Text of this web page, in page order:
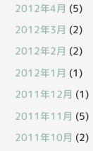
2012年4月 (5)
2012年3月 (2)
2012年2月 (2)
2012年1月 (1)
2011年12月 (1)
2011年11月 (5)
2011年10月 (2)